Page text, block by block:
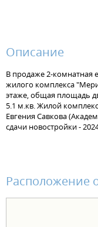
Описание
В продаже 2-комнатная
жилого комплекса
этаже, общая площадь
5.1 м.кв. Жилой
Евгения Савкова
сдачи новостройки -
Расположение